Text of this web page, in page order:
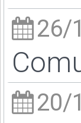
26/
20/